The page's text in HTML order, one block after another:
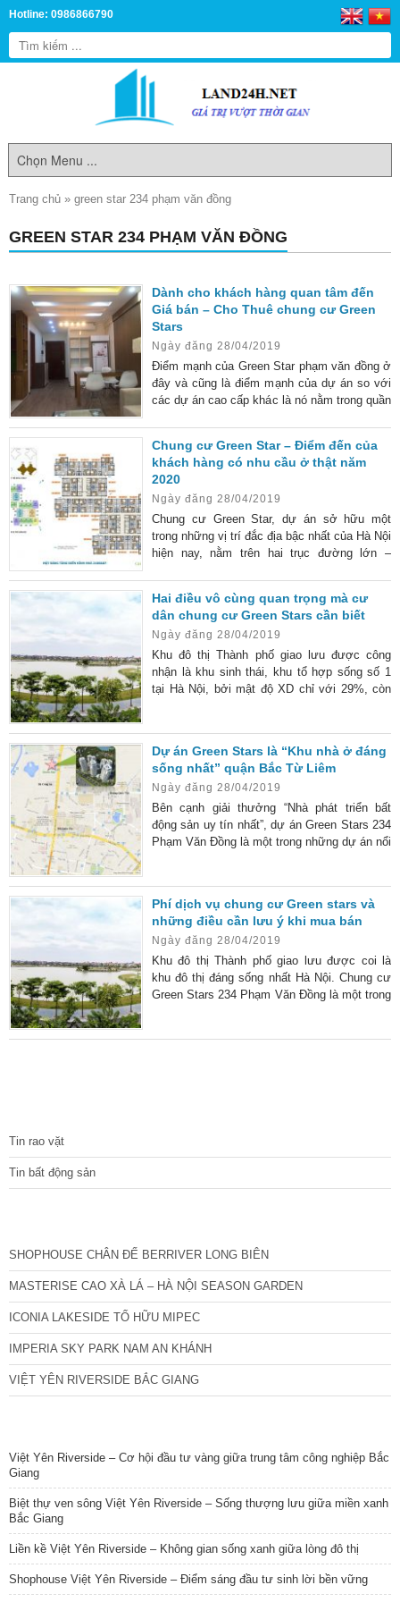
Hotline: 0986866790
Trang chủ » green star 234 phạm văn đồng
GREEN STAR 234 PHẠM VĂN ĐỒNG
Dành cho khách hàng quan tâm đến
Giá bán – Cho Thuê chung cư Green
Stars
Ngày đăng 28/04/2019
Điểm mạnh của Green Star phạm văn đồng ở
đây và cũng là điểm mạnh của dự án so với
các dự án cao cấp khác là nó nằm trong quần
hợp sống số 1 tại Hà Nội, bởi mật độ XD chỉ
với 29%, còn lại là hồ nước và các khu dịch
vụ, giải trí, trung tâm thương mại. Cùng với
các tiện ích vô cùng thuận
Chung cư Green Star – Điểm đến của
khách hàng có nhu cầu ở thật năm
2020
Ngày đăng 28/04/2019
Chung cư Green Star, dự án sở hữu một
trong những vị trí đắc địa bậc nhất của Hà Nội
hiện nay, nằm trên hai trục đường lớn –
Hai điều vô cùng quan trọng mà cư
dân chung cư Green Stars cần biết
Ngày đăng 28/04/2019
Khu đô thị Thành phố giao lưu được công
nhận là khu sinh thái, khu tổ hợp sống số 1
tại Hà Nội, bởi mật độ XD chỉ với 29%, còn
tiện ích sẵn có và các tiện ích sẽ nằm trong
dự án như khu vui chơi, hồ bơi, hồ điều hòa,
các trường học như THPT, THCS Phạm
Dự án Green Stars là “Khu nhà ở đáng
sống nhất” quận Bắc Từ Liêm
Ngày đăng 28/04/2019
Bên cạnh giải thưởng “Nhà phát triển bất
động sản uy tín nhất”, dự án Green Stars 234
Phạm Văn Đồng là một trong những dự án nổi
lạc tại vị trí đắc địa, nằm trong quần thể thành
phố Giao lưu rộng gần 100 ha trên đường
Phạm Văn Đồng – Hà Nội, dự án Green
stars hứa hẹn sẽ trở thành một trong những
Phí dịch vụ chung cư Green stars và
những điều cần lưu ý khi mua bán
Ngày đăng 28/04/2019
Khu đô thị Thành phố giao lưu được coi là
khu đô thị đáng sống nhất Hà Nội. Chung cư
Green Stars 234 Phạm Văn Đồng là một trong
Tin rao vặt
Tin bất động sản
SHOPHOUSE CHÂN ĐẾ BERRIVER LONG BIÊN
MASTERISE CAO XÀ LÁ – HÀ NỘI SEASON GARDEN
ICONIA LAKESIDE TỐ HỮU MIPEC
IMPERIA SKY PARK NAM AN KHÁNH
VIỆT YÊN RIVERSIDE BẮC GIANG
Việt Yên Riverside – Cơ hội đầu tư vàng giữa trung tâm công nghiệp Bắc
Giang
Biệt thự ven sông Việt Yên Riverside – Sống thượng lưu giữa miền xanh
Bắc Giang
Liền kề Việt Yên Riverside – Không gian sống xanh giữa lòng đô thị
Shophouse Việt Yên Riverside – Điểm sáng đầu tư sinh lời bền vững